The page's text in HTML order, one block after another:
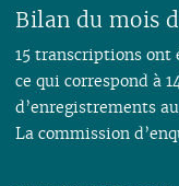
Bilan du mois
15 transcriptions ont
ce qui correspond à
d’enregistrements
La commission